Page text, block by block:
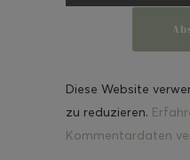
Diese Website
zu reduzieren.
Kommentardaten